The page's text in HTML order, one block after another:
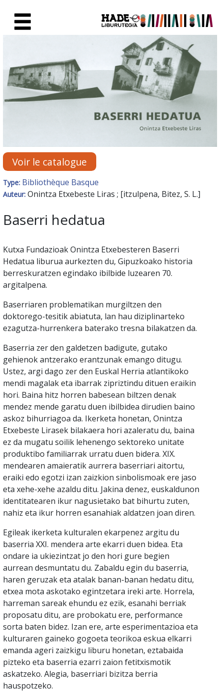
Fiche de Nouveaux Livres -
Voir le catalogue
Type: Bibliothèque Basque
Auteur: Onintza Etxebeste Liras ; [itzulpena, Bitez, S. L.]
Baserri hedatua
Kutxa Fundazioak Onintza Etxebesteren Baserri
Hedatua liburua aurkezten du, Gipuzkoako historia
berreskuratzen egindako ibilbide luzearen 70.
argitalpena.
Baserriaren problematikan murgiltzen den
doktorego-tesitik abiatuta, lan hau diziplinarteko
ezagutza-hurrenkera baterako tresna bilakatzen da.
Baserria zer den galdetzen badigute, gutako
gehienok antzerako erantzunak emango ditugu.
Ustez, argi dago zer den Euskal Herria atlantikoko
mendi magalak eta ibarrak zipriztindu dituen eraikin
hori. Baina hitz horren babesean biltzen denak
mendez mende garatu duen ibilbidea dirudien baino
askoz bihurriagoa da. Ikerketa honetan, Onintza
Etxebeste Lirasek bilakaera hori azaleratu du, baina
ez da mugatu soilik lehenengo sektoreko unitate
produktibo familiarrak urratu duen bidera. XIX.
mendearen amaieratik aurrera baserriari aitortu,
eraiki edo egotzi izan zaizkion sinbolismoak ere jaso
eta xehe-xehe azaldu ditu. Jakina denez, euskaldunon
identitatearen ikur nagusietako bat bihurtu zuten,
nahiz eta ikur horren esanahiak aldatzen joan diren.
Egileak ikerketa kulturalen ekarpenez argitu du
baserria XXI. mendera arte ekarri duen bidea. Eta
ondare ia ukiezintzat jo den hori gure begien
aurrean desmuntatu du. Zabaldu egin du baserria,
haren geruzak eta atalak banan-banan hedatu ditu,
etxea mota askotako egintzetara ireki arte. Horrela,
harreman sareak ehundu ez ezik, esanahi berriak
proposatu ditu, are probokatu ere, performance
sorta baten bidez. Izan ere, arte esperimentazioa eta
kulturaren gaineko gogoeta teorikoa eskua elkarri
emanda ageri zaizkigu liburu honetan, eztabaida
pizteko eta baserria ezarri zaion fetitxismotik
askatzeko. Alegia, baserriari bizitza berria
hauspotzeko.